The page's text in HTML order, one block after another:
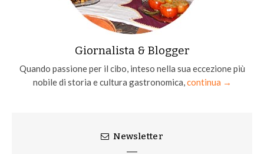
Giornalista & Blogger
Quando passione per il cibo, inteso nella sua eccezione più
nobile di storia e cultura gastronomica,continua →
Newsletter